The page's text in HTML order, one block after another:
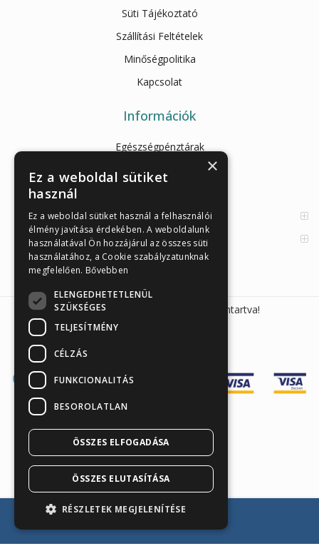
Süti Tájékoztató
Szállítási Feltételek
Minőségpolitika
Kapcsolat
Információk
Egészségpénztárak
Cikkek
Enzimes béldaganatszűrés
Orvosi információk
Sunmed Kft. 2026 © Minden jog fenntartva!
Árukereső.hu
×
Ez a weboldal sütiket
használ
Ez a weboldal sütiket használ a felhasználói
élmény javítása érdekében. A weboldalunk
használatával Ön hozzájárul az összes süti
használatához, a Cookie szabályzatunknak
megfelelően. Bővebben
ELENGEDHETETLENÜL
SZÜKSÉGES
TELJESÍTMÉNY
CÉLZÁS
FUNKCIONALITÁS
BESOROLATLAN
ÖSSZES ELFOGADÁSA
ÖSSZES ELUTASÍTÁSA
RÉSZLETEK MEGJELENÍTÉSE